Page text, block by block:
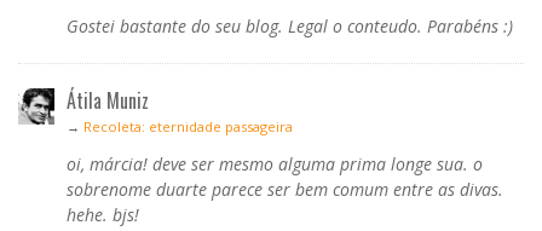
Gostei bastante do seu blog. Legal o conteudo. Parabéns :)
Átila Muniz
→ Recoleta: eternidade passageira
oi, márcia! deve ser mesmo alguma prima longe sua. o
sobrenome duarte parece ser bem comum entre as divas.
hehe. bjs!